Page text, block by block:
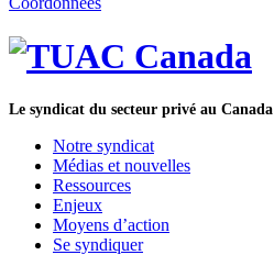
Le syndicat du secteur privé au Canada
Notre syndicat
Médias et nouvelles
Ressources
Enjeux
Moyens d’action
Se syndiquer